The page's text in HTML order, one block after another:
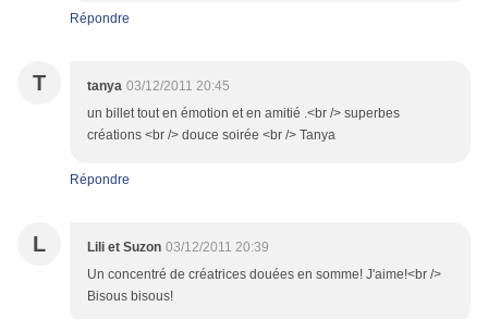
Répondre
T tanya 03/12/2011 20:45
un billet tout en émotion et en amitié .<br /> superbes
créations <br /> douce soirée <br /> Tanya
Répondre
L Lili et Suzon 03/12/2011 20:39
Un concentré de créatrices douées en somme! J'aime!<br />
Bisous bisous!